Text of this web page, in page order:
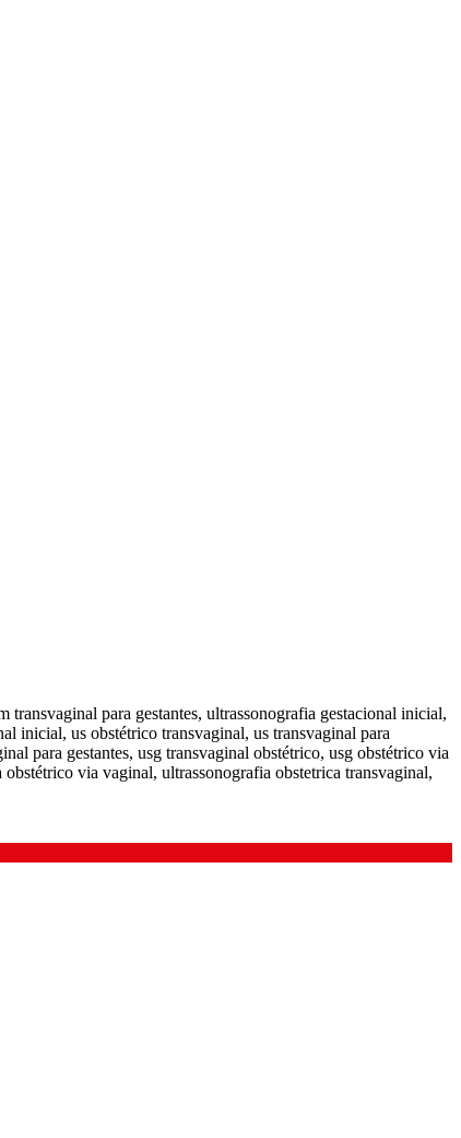
para gestantes, ultrassonografia gestacional inicial,
inicial, us obstétrico transvaginal, us transvaginal para
para gestantes, usg transvaginal obstétrico, usg obstétrico via
via vaginal, ultrassonografia obstetrica transvaginal,